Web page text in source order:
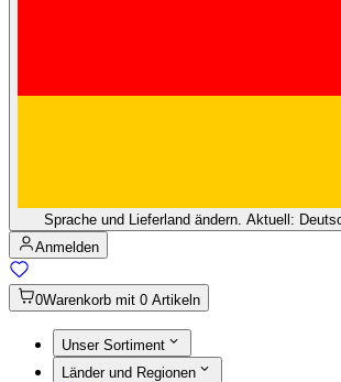
Sprache und Lieferland ändern. Aktuell:
Anmelden
0Warenkorb mit 0 Artikeln
Unser Sortiment
Länder und Regionen